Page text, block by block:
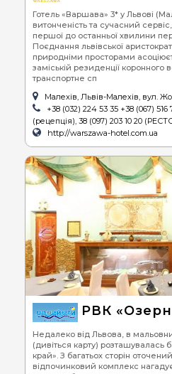
Готель «Варшава» 3* у Львові
витонченість та сучасний
першої до останньої хвилини
Поєднання львівської
природніми просторами
заміській резиденції коронного
транспортне сп
Малехів, Львів-Малехів, вул.
+38 (032) 224 53 35 +38 (067) 516
(рецепція), 38 (097) 203 10 20
http://warszawa-hotel.com.ua
РВК
Недалеко від Львова, в
(дивіться карту) розташувалась
край». З багатьох сторін
відпочинковий комплекс